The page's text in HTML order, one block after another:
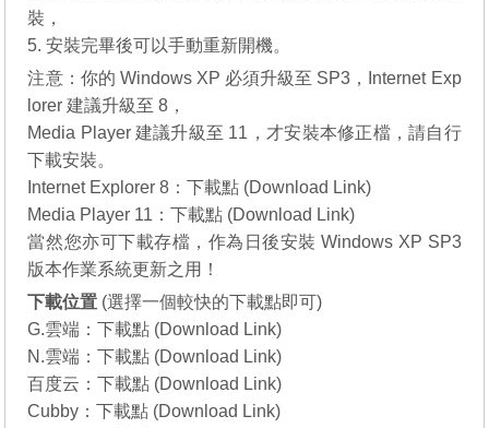
裝，
5. 安裝完畢後可以手動重新開機。
注意：你的 Windows XP 必須升級至 SP3 ，
Internet Exp
lorer 建議升級至 8 ，
Media Player 建議升級至 11 ，才安裝本修正檔，請自行
下載安裝。
Internet Explorer 8：下載點 (Download Link)
Media Player 11：下載點 (Download Link)
當然您亦可下載存檔，作為日後安裝Windows XP SP3
版本作業系統更新之用！
下載位置 (選擇一個較快的下載點即可)
G.雲端：下載點 (Download Link)
N.雲端：下載點 (Download Link)
百度云：下載點 (Download Link)
Cubby：下載點 (Download Link)